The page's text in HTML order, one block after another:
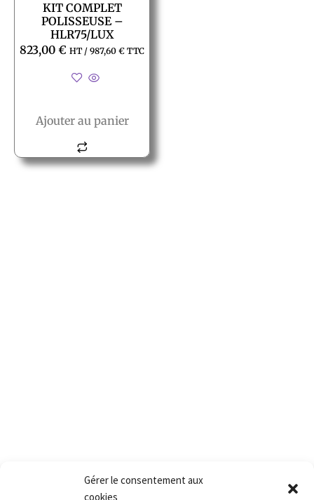
Gérer le consentement aux
cookies
KIT COMPLET
POLISSEUSE –
HLR75/LUX
823,00 € HT / 987,60 € TTC
Ajouter au panier
Frais de transport